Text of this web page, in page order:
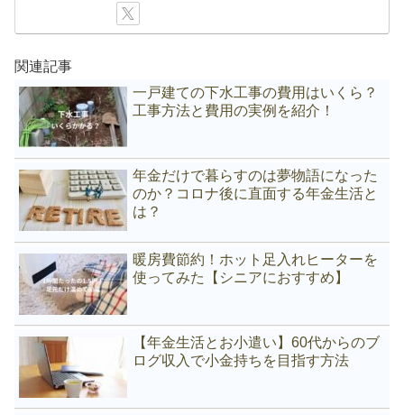
関連記事
一戸建ての下水工事の費用はいくら？
工事方法と費用の実例を紹介！
年金だけで暮らすのは夢物語になった
のか？コロナ後に直面する年金生活と
は？
暖房費節約！ホット足入れヒーターを
使ってみた【シニアにおすすめ】
【年金生活とお小遣い】60代からのブ
ログ収入で小金持ちを目指す方法